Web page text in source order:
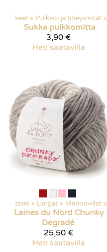
Käsityötarvikkeet ‪» Puikko- ja tiheysmitat ‪»
Sukka puikkomitta
3,90 €
Heti saatavilla
Kaikki tuotteet ‪» Langat ‪» Merinovillat ‪»
Laines du Nord Chunky
Degradé
25,50 €
Heti saatavilla
Kaikki tuotteet‪»